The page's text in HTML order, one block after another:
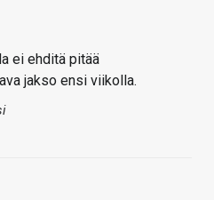
ei ehditä pitää
jakso ensi viikolla.